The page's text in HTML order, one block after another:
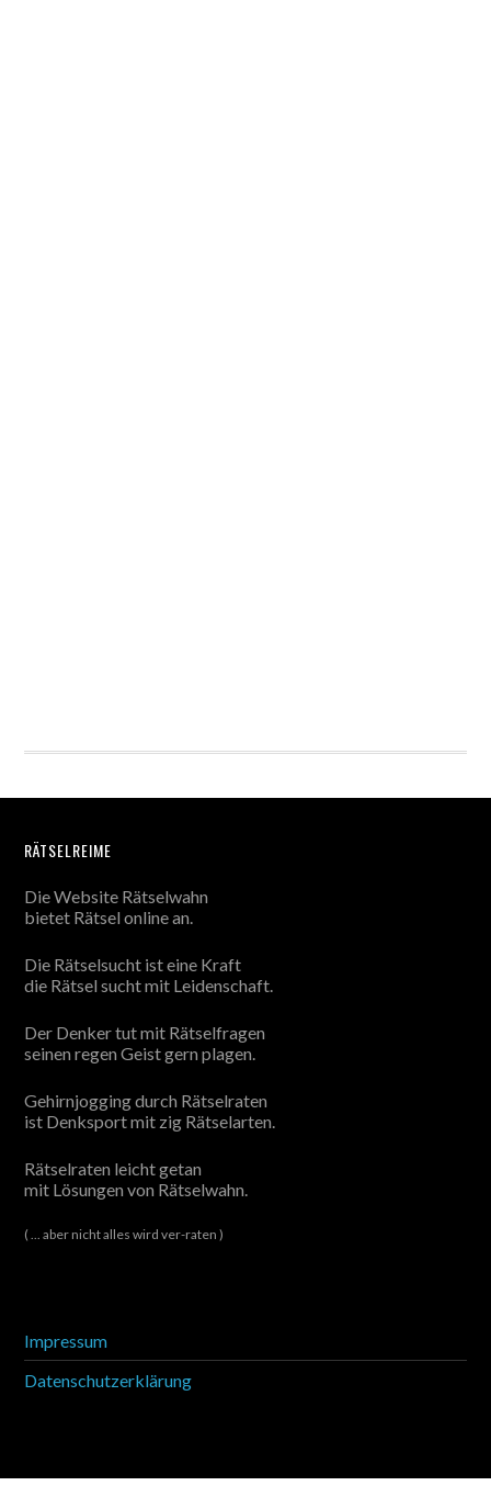
RÄTSELREIME
Die Website Rätselwahn
bietet Rätsel online an.
Die Rätselsucht ist eine Kraft
die Rätsel sucht mit Leidenschaft.
Der Denker tut mit Rätselfragen
seinen regen Geist gern plagen.
Gehirnjogging durch Rätselraten
ist Denksport mit zig Rätselarten.
Rätselraten leicht getan
mit Lösungen von Rätselwahn.
( ... aber nicht alles wird ver-raten )
Impressum
Datenschutzerklärung